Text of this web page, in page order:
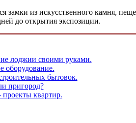
замки из искусственного камня,
до открытия экспозиции.
лоджии своими руками.
оборудование.
бытовок.
пригород?
проекты квартир.